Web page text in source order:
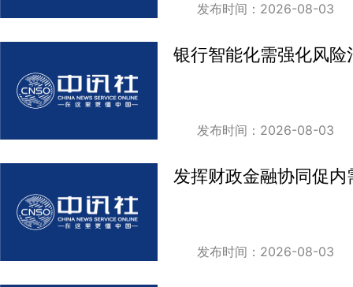
发布时间：2026-08-03
银行智能化需强化风险
发布时间：2026-08-03
发挥财政金融协同促内
发布时间：2026-08-03